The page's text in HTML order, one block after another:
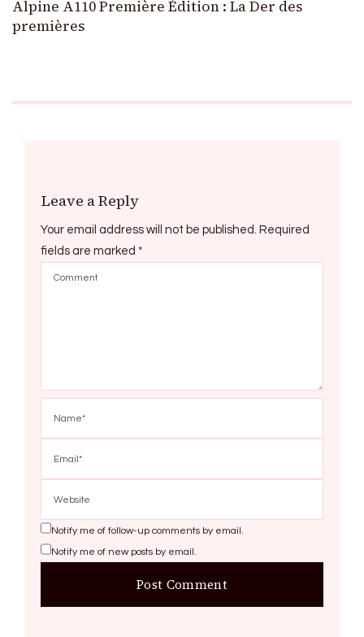
Alpine A110 Première Édition : La Der des
premières
Leave a Reply
Your email address will not be published. Required
fields are marked *
Notify me of follow-up comments by email.
Notify me of new posts by email.